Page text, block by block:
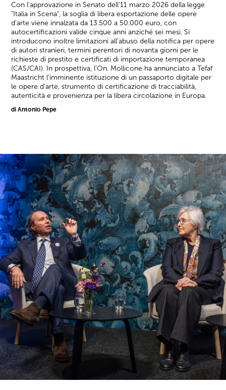
Con l'approvazione in Senato dell'11 marzo 2026 della legge
"Italia in Scena", la soglia di libera esportazione delle opere
d'arte viene innalzata da 13.500 a 50.000 euro, con
autocertificazioni valide cinque anni anziché sei mesi. Si
introducono inoltre limitazioni all'abuso della notifica per opere
di autori stranieri, termini perentori di novanta giorni per le
richieste di prestito e certificati di importazione temporanea
(CAS/CAI). In prospettiva, l'On. Mollicone ha annunciato a Tefaf
Maastricht l'imminente istituzione di un passaporto digitale per
le opere d'arte, strumento di certificazione di tracciabilità,
autenticità e provenienza per la libera circolazione in Europa.
di Antonio Pepe